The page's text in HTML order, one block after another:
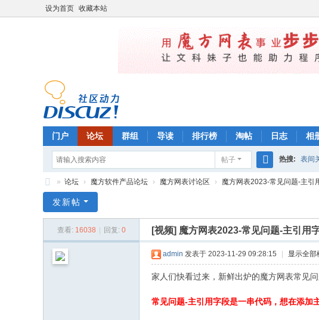
设为首页 收藏本站
门户 论坛 群组 导读 排行榜 淘帖 日志 相
帖子
搜
热搜: 表间
魔方网表价
方
» 论坛 › 魔方软件产品论坛 › 魔方网表讨论区 › 魔方网表2023-常见问题-主引
发新帖
查看: 16038 回复: 0 [视频] 魔方网表2023-常见问题-主引用
admin 发表于 2023-11-29 09:28:15 显示全部
家人们快看过来，新鲜出炉的魔方网表常见
常见问题-主引用字段是一串代码，想在添加